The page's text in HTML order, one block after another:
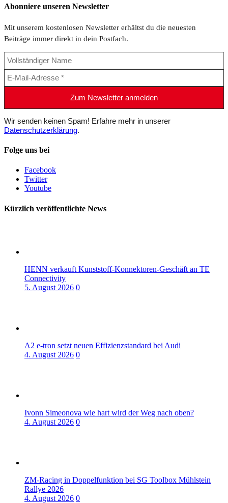
Abonniere unseren Newsletter
Mit unserem kostenlosen Newsletter erhältst du die neuesten
Beiträge immer direkt in dein Postfach.
Wir senden keinen Spam! Erfahre mehr in unserer
Datenschutzerklärung.
Folge uns bei
Facebook
Twitter
Youtube
Kürzlich veröffentlichte News
HENN verkauft Kunststoff-Konnektoren-Geschäft an TE
Connectivity
5. August 2026 0
A2 e-tron setzt neuen Effizienzstandard bei Audi
4. August 2026 0
Ivonn Simeonova wie hart wird der Weg nach oben?
4. August 2026 0
ZM-Racing in Doppelfunktion bei SG Toolbox Mühlstein
Rallye 2026
4. August 2026 0